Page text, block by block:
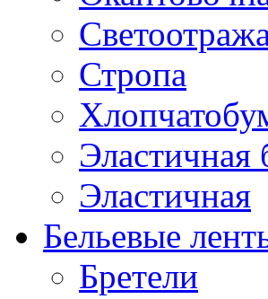
Стропа
Эластичная
Эластичная
Бельевые
Бретели